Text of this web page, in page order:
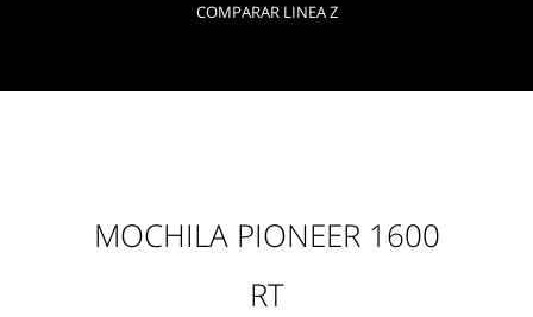
COMPARAR LINEA Z
MOCHILA PIONEER 1600
RT